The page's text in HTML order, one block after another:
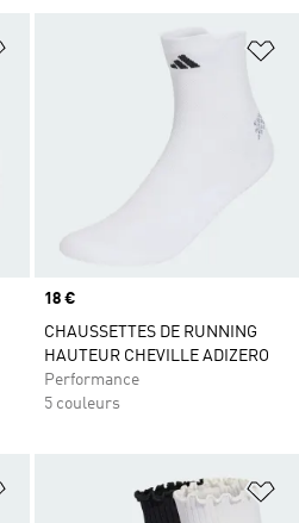
Ajouter à la Liste de produits
Prix
18 €
CHAUSSETTES DE RUNNING
HAUTEUR CHEVILLE ADIZERO
Performance
5 couleurs
Ajouter à la Liste de produits